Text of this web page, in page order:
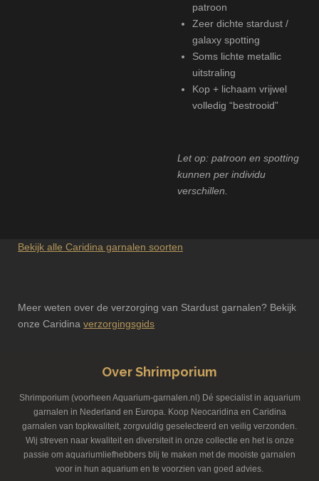
patroon
Zeer dichte stardust /
galaxy spotting
Soms lichte metallic
uitstraling
Kop + lichaam vrijwel
volledig “bestrooid”
Let op: patroon en spotting
kunnen per individu
verschillen.
Bekijk alle Caridina garnalen soorten
Meer weten over de verzorging van Stardust garnalen? Bekijk
onze Caridina verzorgingsgids
Over Shrimporium
Shrimporium (voorheen Aquarium-garnalen.nl) Dé specialist in aquarium
garnalen in Nederland en Europa. Koop Neocaridina en Caridina
garnalen van topkwaliteit, zorgvuldig geselecteerd en veilig verzonden.
Wij streven naar kwaliteit en diversiteit in onze collectie en het is onze
passie om aquariumliefhebbers blij te maken met de mooiste garnalen
voor in hun aquarium en te voorzien van goed advies.